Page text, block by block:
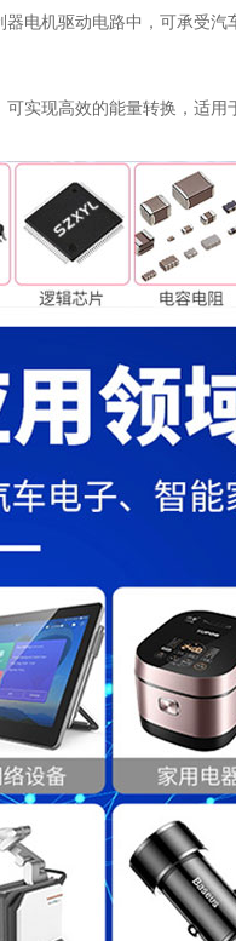
电机驱动电路中，可承受汽
实现高效的能量转换，适用